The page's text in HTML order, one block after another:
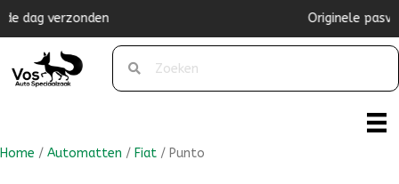
Home / Automatten / Fiat / Punto